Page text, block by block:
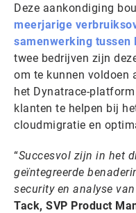
Deze aankondiging
meerjarige
samenwerking tussen
twee bedrijven zijn
om te kunnen voldoen
het Dynatrace-
klanten te helpen bij
cloudmigratie en
“Succesvol zijn in het
geïntegreerde
security en analyse
Tack, SVP Product